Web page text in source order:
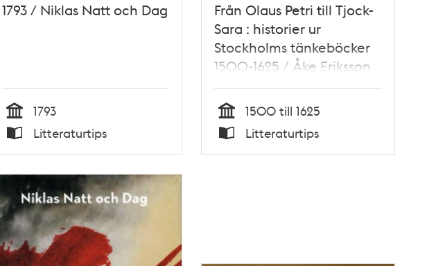
1793 / Niklas Natt och Dag
Tid
1793
Typ
Litteraturtips
Från Olaus Petri till Tjock-
Sara : historier ur
Stockholms tänkeböcker
1500-1625 / Åke Eriksson
Tid
1500 till 1625
Typ
Litteraturtips